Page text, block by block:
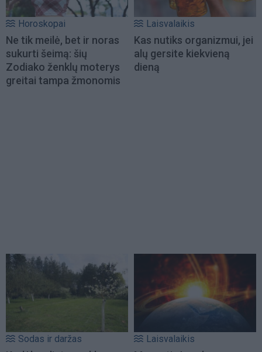
Horoskopai
Ne tik meilė, bet ir noras
sukurti šeimą: šių
Zodiako ženklų moterys
greitai tampa žmonomis
Laisvalaikis
Kas nutiks organizmui, jei
alų gersite kiekvieną
dieną
Sodas ir daržas Laisvalaikis